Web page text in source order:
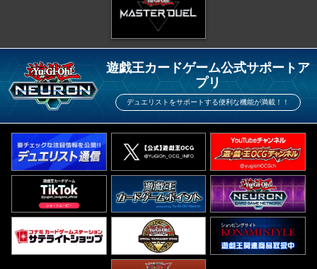
遊戯王カードゲーム公式サポートア
プリ
デュエリストをサポートする便利な機能が満載！！